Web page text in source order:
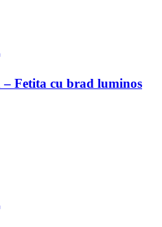
Fetita cu brad luminos